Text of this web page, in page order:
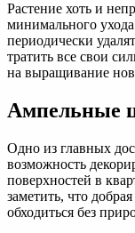
Растение хоть и
минимального
периодически
тратить все свои
на выращивание
Ампельные
Одно из главных
возможность
поверхностей в
заметить, что
обходиться без